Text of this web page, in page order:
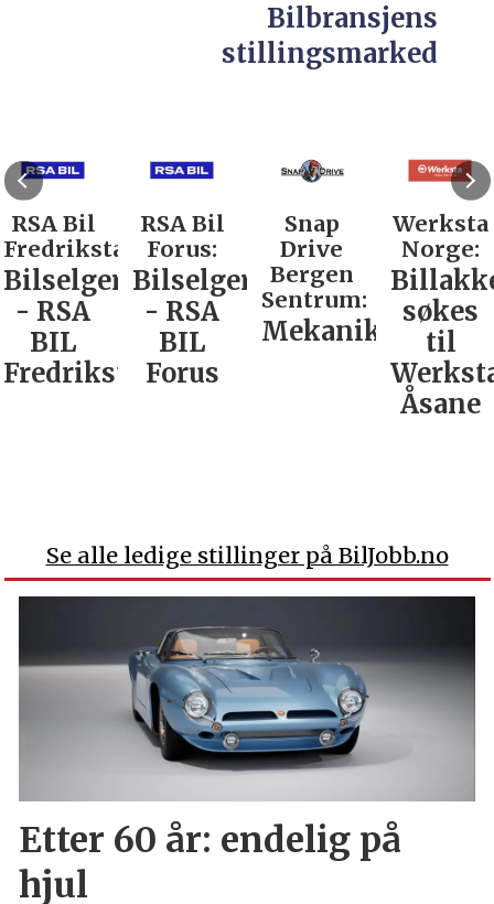
Bilbransjens
stillingsmarked
RSA Bil
Fredrikstad:
Bilselger
- RSA
BIL
Fredrikstad
RSA Bil
Forus:
Bilselger
- RSA
BIL
Forus
Snap
Drive
Bergen
Sentrum:
Mekaniker
Werksta
Norge:
søkes
til
Åsane
Se alle ledige stillinger på BilJobb.no
Etter 60 år: endelig på
hjul